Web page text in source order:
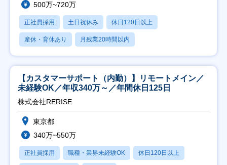
500万~720万
正社員採用 土日祝休み 休日120日以上
産休・育休あり 月残業20時間以内
【カスタマーサポート（内勤）】リモートメイン／
未経験OK／年収340万～／年間休日125日
株式会社RERISE
東京都
340万~550万
正社員採用 職種・業界未経験OK 休日120日以上